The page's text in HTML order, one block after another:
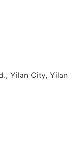
Yilan City, Yilan